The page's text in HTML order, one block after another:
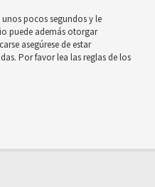
pocos segundos y le
puede además otorgar
asegúrese de estar
Por favor lea las reglas de los